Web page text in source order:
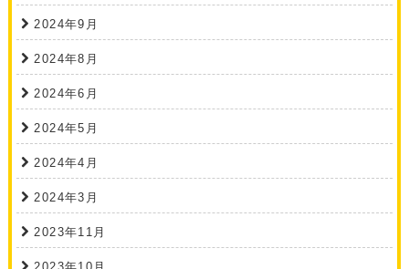
2024年9月
2024年8月
2024年6月
2024年5月
2024年4月
2024年3月
2023年11月